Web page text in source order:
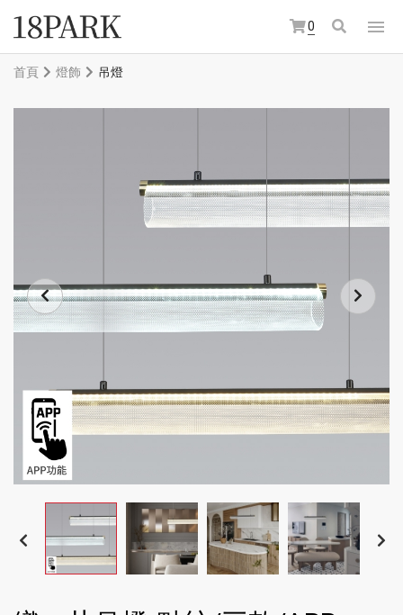
0
首頁 燈飾 吊燈